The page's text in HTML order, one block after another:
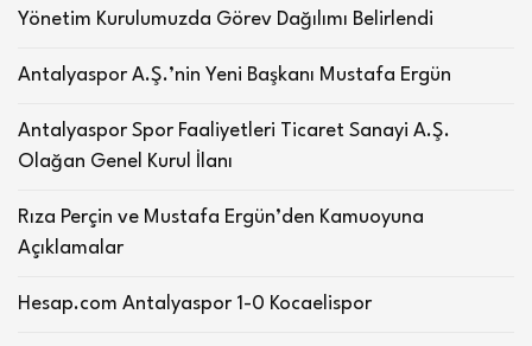
Yönetim Kurulumuzda Görev Dağılımı Belirlendi
Antalyaspor A.Ş.’nin Yeni Başkanı Mustafa Ergün
Antalyaspor Spor Faaliyetleri Ticaret Sanayi A.Ş.
Olağan Genel Kurul İlanı
Rıza Perçin ve Mustafa Ergün’den Kamuoyuna
Açıklamalar
Hesap.com Antalyaspor 1-0 Kocaelispor